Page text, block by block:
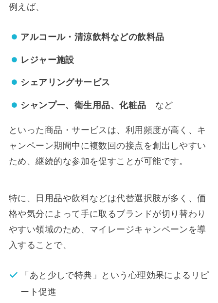
例えば、
アルコール・清涼飲料などの飲料品
レジャー施設
シェアリングサービス
シャンプー、衛生用品、化粧品 など
といった商品・サービスは、利用頻度が高く、キ
ャンペーン期間中に複数回の接点を創出しやすい
ため、継続的な参加を促すことが可能です。
特に、日用品や飲料などは代替選択肢が多く、価
格や気分によって手に取るブランドが切り替わり
やすい領域のため、マイレージキャンペーンを導
入することで、
「あと少しで特典」という心理効果によるリピ
ート促進